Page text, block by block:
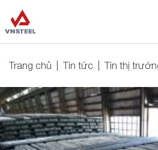
Trang chủ Tin tức Tin thị